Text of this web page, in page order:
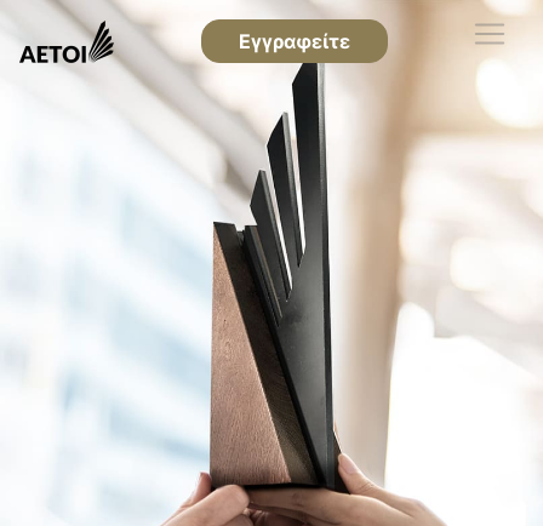
Εγγραφείτε